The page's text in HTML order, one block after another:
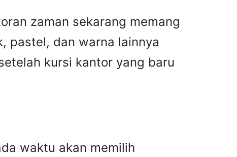
zaman sekarang memang
pastel, dan warna lainnya
kursi kantor yang baru
waktu akan memilih